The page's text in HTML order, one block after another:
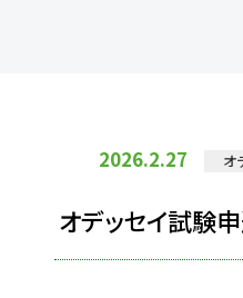
2026.2.27 オ
オデッセイ試験